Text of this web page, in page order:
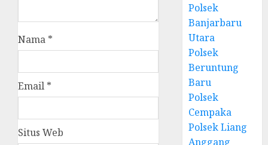
Nama *
Email *
Situs Web
Polsek
Banjarbaru
Utara
Polsek
Beruntung
Baru
Polsek
Cempaka
Polsek Liang
Anggang